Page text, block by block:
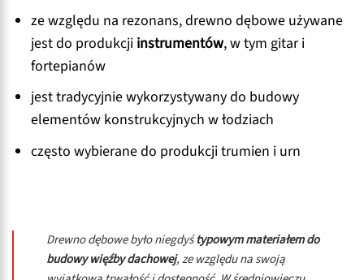
ze względu na rezonans, drewno dębowe używane
jest do produkcji instrumentów, w tym gitar i
fortepianów
jest tradycyjnie wykorzystywany do budowy
elementów konstrukcyjnych w łodziach
często wybierane do produkcji trumien i urn
Drewno dębowe było niegdyśtypowym materiałem do
budowy więźby dachowej, ze względu na swoją